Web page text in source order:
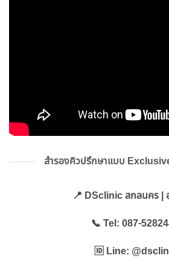
สำรองคิวปรึกษาแบบ
📍 DSclinic สกลนคร |
📞 Tel: 087-
🆔 Line: